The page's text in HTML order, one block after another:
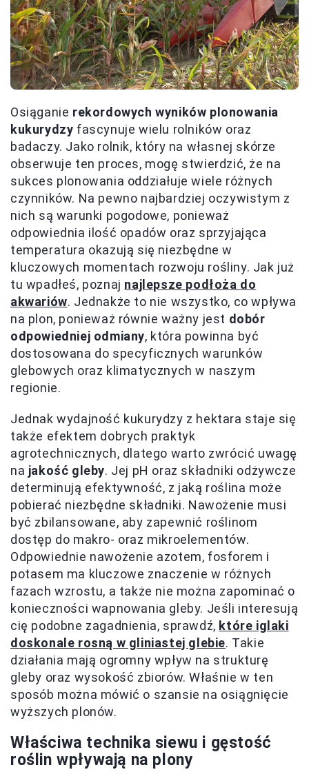
Osiąganie rekordowych wyników plonowania
kukurydzy fascynuje wielu rolników oraz
badaczy. Jako rolnik, który na własnej skórze
obserwuje ten proces, mogę stwierdzić, że na
sukces plonowania oddziałuje wiele różnych
czynników. Na pewno najbardziej oczywistym z
nich są warunki pogodowe, ponieważ
odpowiednia ilość opadów oraz sprzyjająca
temperatura okazują się niezbędne w
kluczowych momentach rozwoju rośliny. Jak już
tu wpadłeś, poznaj najlepsze podłoża do
akwariów. Jednakże to nie wszystko, co wpływa
na plon, ponieważ równie ważny jest dobór
odpowiedniej odmiany, która powinna być
dostosowana do specyficznych warunków
glebowych oraz klimatycznych w naszym
regionie.
Jednak wydajność kukurydzy z hektara staje się
także efektem dobrych praktyk
agrotechnicznych, dlatego warto zwrócić uwagę
na jakość gleby. Jej pH oraz składniki odżywcze
determinują efektywność, z jaką roślina może
pobierać niezbędne składniki. Nawożenie musi
być zbilansowane, aby zapewnić roślinom
dostęp do makro- oraz mikroelementów.
Odpowiednie nawożenie azotem, fosforem i
potasem ma kluczowe znaczenie w różnych
fazach wzrostu, a także nie można zapominać o
konieczności wapnowania gleby. Jeśli interesują
cię podobne zagadnienia, sprawdź, które iglaki
doskonale rosną w gliniastej glebie. Takie
działania mają ogromny wpływ na strukturę
gleby oraz wysokość zbiorów. Właśnie w ten
sposób można mówić o szansie na osiągnięcie
wyższych plonów.
Właściwa technika siewu i gęstość
roślin wpływają na plony